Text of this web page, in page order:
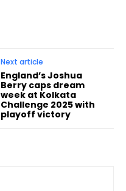
Next article
England’s Joshua
Berry caps dream
week at Kolkata
Challenge 2025 with
playoff victory